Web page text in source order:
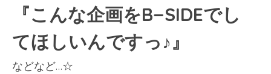
『こんな企画をB−SIDEでし
てほしいんですっ♪』
などなど…☆